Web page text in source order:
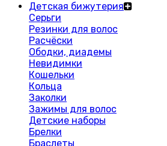
Детская бижутерия
Серьги
Резинки для волос
Расчёски
Ободки, диадемы
Невидимки
Кошельки
Кольца
Заколки
Зажимы для волос
Детские наборы
Брелки
Браслеты